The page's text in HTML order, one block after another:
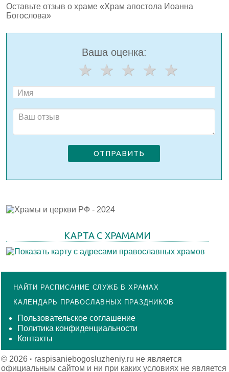
Оставьте отзыв о храме «Храм апостола Иоанна
Богослова»
Ваша оценка:
ОТПРАВИТЬ
КАРТА С ХРАМАМИ
НАЙТИ РАСПИСАНИЕ СЛУЖБ В ХРАМАХ
КАЛЕНДАРЬ ПРАВОСЛАВНЫХ ПРАЗДНИКОВ
Пользовательское соглашение
Политика конфиденциальности
Контакты
© 2026 · raspisaniebogosluzheniy.ru не является
официальным сайтом и ни при каких условиях не является